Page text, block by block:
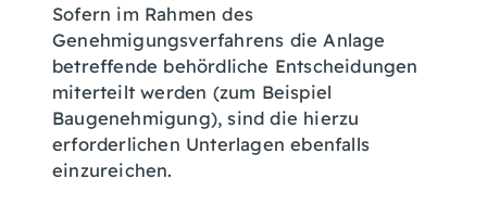
Sofern im Rahmen des
Genehmigungsverfahrens die Anlage
betreffende behördliche Entscheidungen
miterteilt werden (zum Beispiel
Baugenehmigung), sind die hierzu
erforderlichen Unterlagen ebenfalls
einzureichen.